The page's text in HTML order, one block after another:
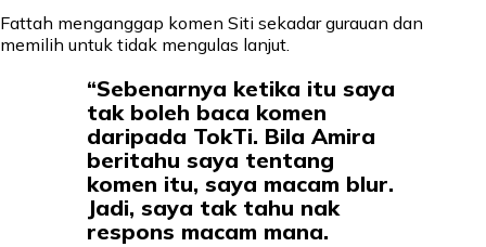
Fattah menganggap komen Siti sekadar gurauan dan
memilih untuk tidak mengulas lanjut.
“Sebenarnya ketika itu saya
tak boleh baca komen
daripada TokTi. Bila Amira
beritahu saya tentang
komen itu, saya macam blur.
Jadi, saya tak tahu nak
respons macam mana.